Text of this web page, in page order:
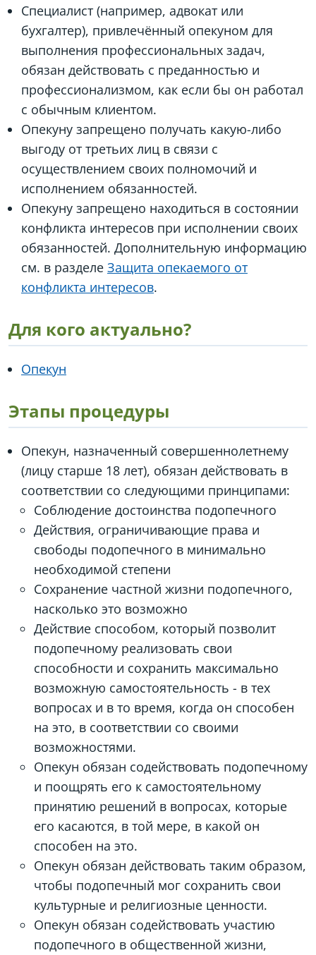
Специалист (например, адвокат или
бухгалтер), привлечённый опекуном для
выполнения профессиональных задач,
обязан действовать с преданностью и
профессионализмом, как если бы он работал
с обычным клиентом.
Опекуну запрещено получать какую-либо
выгоду от третьих лиц в связи с
осуществлением своих полномочий и
исполнением обязанностей.
Опекуну запрещено находиться в состоянии
конфликта интересов при исполнении своих
обязанностей. Дополнительную информацию
см. в разделе Защита опекаемого от
конфликта интересов.
Для кого актуально?
Опекун
Этапы процедуры
Опекун, назначенный совершеннолетнему
(лицу старше 18 лет), обязан действовать в
соответствии со следующими принципами:
Соблюдение достоинства подопечного
Действия, ограничивающие права и
свободы подопечного в минимально
необходимой степени
Сохранение частной жизни подопечного,
насколько это возможно
Действие способом, который позволит
подопечному реализовать свои
способности и сохранить максимально
возможную самостоятельность - в тех
вопросах и в то время, когда он способен
на это, в соответствии со своими
возможностями.
Опекун обязан содействовать подопечному
и поощрять его к самостоятельному
принятию решений в вопросах, которые
его касаются, в той мере, в какой он
способен на это.
Опекун обязан действовать таким образом,
чтобы подопечный мог сохранить свои
культурные и религиозные ценности.
Опекун обязан содействовать участию
подопечного в общественной жизни,